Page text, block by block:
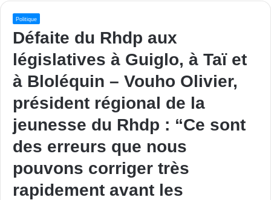
Politique
Défaite du Rhdp aux
législatives à Guiglo, à Taï et
à Bloléquin – Vouho Olivier,
président régional de la
jeunesse du Rhdp : “Ce sont
des erreurs que nous
pouvons corriger très
rapidement avant les